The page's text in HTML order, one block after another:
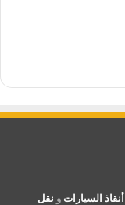
أنقاذ السيارات و نقل